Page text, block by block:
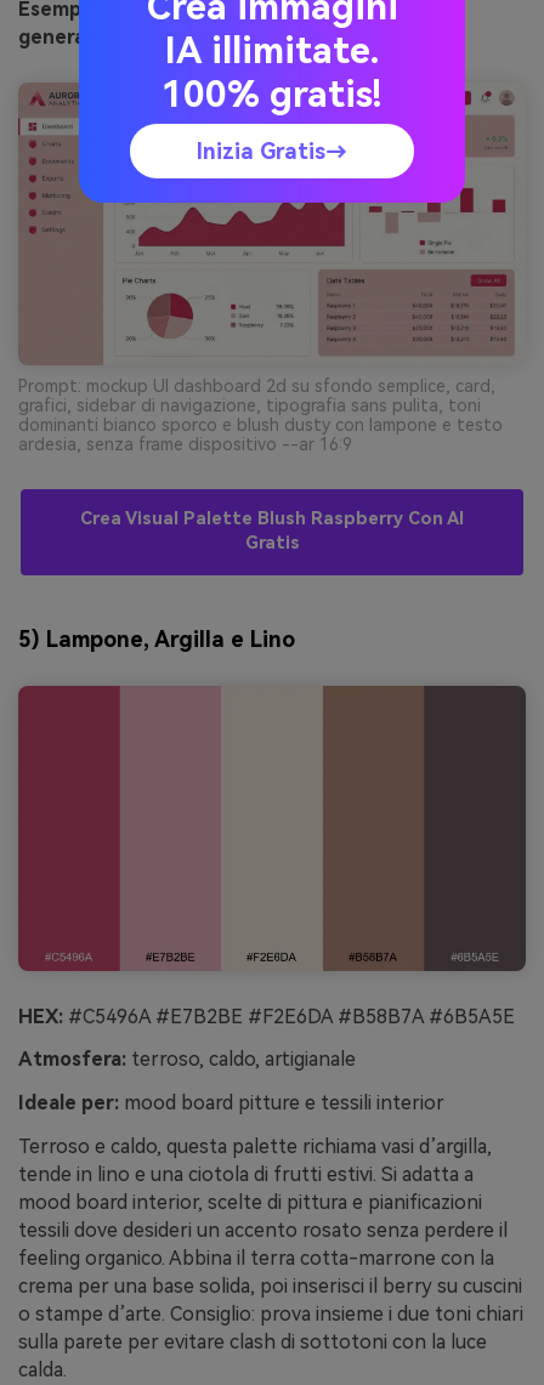
Esempio di immagine workspace dusty rose UI
generata con media.io
Prompt: mockup UI dashboard 2d su sfondo semplice, card,
grafici, sidebar di navigazione, tipografia sans pulita, toni
dominanti bianco sporco e blush dusty con lampone e testo
ardesia, senza frame dispositivo --ar 16:9
Crea Visual Palette Blush Raspberry Con AI
Gratis
5) Lampone, Argilla e Lino
HEX: #C5496A #E7B2BE #F2E6DA #B58B7A #6B5A5E
Atmosfera: terroso, caldo, artigianale
Ideale per: mood board pitture e tessili interior
Terroso e caldo, questa palette richiama vasi d’argilla,
tende in lino e una ciotola di frutti estivi. Si adatta a
mood board interior, scelte di pittura e pianificazioni
tessili dove desideri un accento rosato senza perdere il
feeling organico. Abbina il terra cotta-marrone con la
crema per una base solida, poi inserisci il berry su cuscini
o stampe d’arte. Consiglio: prova insieme i due toni chiari
sulla parete per evitare clash di sottotoni con la luce
calda.
IA illimitate.
100% gratis!
Inizia Gratis→